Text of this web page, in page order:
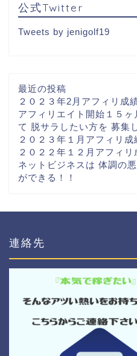
公式Twitter
Tweets by jenigolf19
最近の投稿
２０２３年2月アフィリ成
アフィリエイト開始１５ヶ
て 脱サラしたい方を 募集
２０２３年１月アフィリ成
２０２２年１２月アフィリ
ネットビジネスは 体調の
ができる！！
連絡先